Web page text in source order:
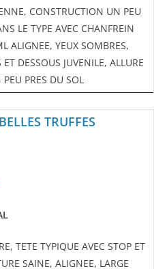
CONSTRUCTION UN PEU
LE TYPE AVEC CHANFREIN
ALIGNEE, YEUX SOMBRES,
DESSOUS JUVENILE, ALLURE
PRES DU SOL
TRUFFES
TETE TYPIQUE AVEC STOP ET
SAINE, ALIGNEE, LARGE